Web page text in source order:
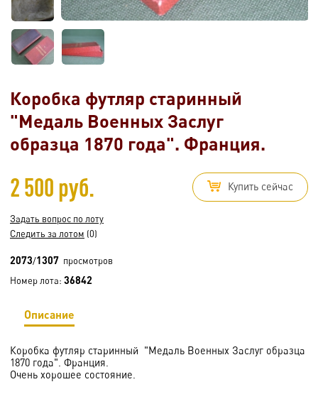
Коробка футляр старинный
"Медаль Военных Заслуг
образца 1870 года". Франция.
2 500 руб. Купить сейчас
Задать вопрос по лоту
Следить за лотом (0)
2073/1307 просмотров
Номер лота: 36842
Описание
Коробка футляр старинный "Медаль Военных Заслуг образца
1870 года". Франция.
Очень хорошее состояние.